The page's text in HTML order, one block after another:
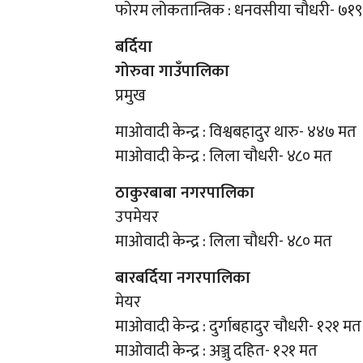
फोरम लोकतान्त्रिक : धनवसीया चौधरी-
बर्दिया
गोरुवा गाउँपालिका
प्रमुख
माओवादी केन्द्र : विश्वबहादुर थारु- ४४७ मत
माओवादी केन्द्र : लिला चौधरी- ४८० मत
ठाकुरबाबा नगरपालिका
उपमेयर
माओवादी केन्द्र : लिला चौधरी- ४८० मत
बारबर्दिया नगरपालिका
मेयर
माओवादी केन्द्र : दुर्गाबहादुर चौधरी- १२१ मत
माओवादी केन्द्र : अञ्जु दहित- १२१ मत